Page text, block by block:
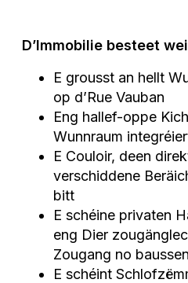
D’Immobilie besteet
E grousst an hellt
op d’Rue Vauban
Eng hallef-oppe
Wunnraum
E Couloir, deen
verschiddene
bitt
E schéine privaten
eng Dier
Zougang no
E schéint